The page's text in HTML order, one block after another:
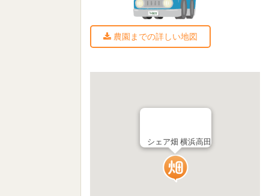
農園までの詳しい地図
シェア畑 横浜高田